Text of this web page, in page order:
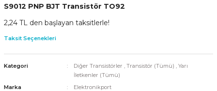
S9012 PNP BJT Transistör TO92
2,24 TL den başlayan taksitlerle!
Taksit Seçenekleri
Kategori Diğer Transistörler , Transistör (Tümü) , Yarı
İletkenler (Tümü)
Marka
Elektronikport